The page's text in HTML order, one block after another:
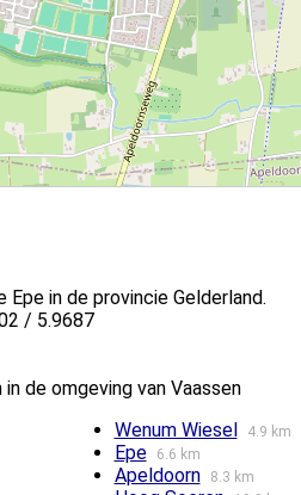
in de provincie Gelderland.
/ 5.9687
de omgeving van Vaassen
Wenum Wiesel 4.9 km
Epe 6.6 km
Apeldoorn 8.3 km